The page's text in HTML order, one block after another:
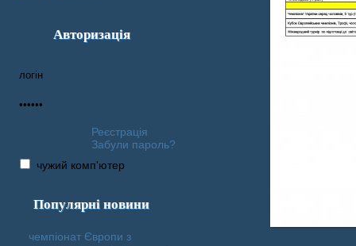
Авторизація
Реєстрація
Забули пароль?
чужий комп'ютер
Популярні новини
чемпіонат Європи з